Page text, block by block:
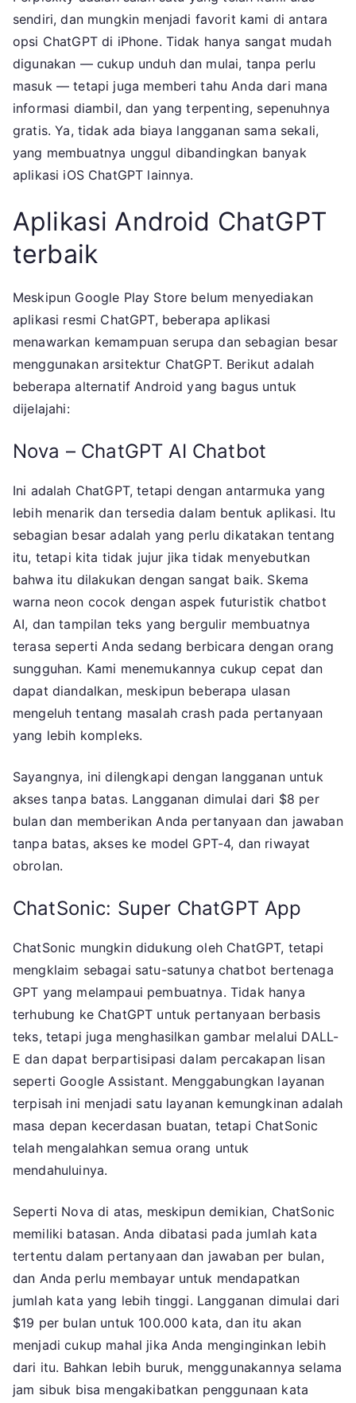
sendiri, dan mungkin menjadi favorit kami di antara
opsi ChatGPT di iPhone. Tidak hanya sangat mudah
digunakan — cukup unduh dan mulai, tanpa perlu
masuk — tetapi juga memberi tahu Anda dari mana
informasi diambil, dan yang terpenting, sepenuhnya
gratis. Ya, tidak ada biaya langganan sama sekali,
yang membuatnya unggul dibandingkan banyak
aplikasi iOS ChatGPT lainnya.
Aplikasi Android ChatGPT
terbaik
Meskipun Google Play Store belum menyediakan
aplikasi resmi ChatGPT, beberapa aplikasi
menawarkan kemampuan serupa dan sebagian besar
menggunakan arsitektur ChatGPT. Berikut adalah
beberapa alternatif Android yang bagus untuk
dijelajahi:
Nova – ChatGPT AI Chatbot
Ini adalah ChatGPT, tetapi dengan antarmuka yang
lebih menarik dan tersedia dalam bentuk aplikasi. Itu
sebagian besar adalah yang perlu dikatakan tentang
itu, tetapi kita tidak jujur ​​jika tidak menyebutkan
bahwa itu dilakukan dengan sangat baik. Skema
warna neon cocok dengan aspek futuristik chatbot
AI, dan tampilan teks yang bergulir membuatnya
terasa seperti Anda sedang berbicara dengan orang
sungguhan. Kami menemukannya cukup cepat dan
dapat diandalkan, meskipun beberapa ulasan
mengeluh tentang masalah crash pada pertanyaan
yang lebih kompleks.
Sayangnya, ini dilengkapi dengan langganan untuk
akses tanpa batas. Langganan dimulai dari $8 per
bulan dan memberikan Anda pertanyaan dan jawaban
tanpa batas, akses ke model GPT-4, dan riwayat
obrolan.
ChatSonic: Super ChatGPT App
ChatSonic mungkin didukung oleh ChatGPT, tetapi
mengklaim sebagai satu-satunya chatbot bertenaga
GPT yang melampaui pembuatnya. Tidak hanya
terhubung ke ChatGPT untuk pertanyaan berbasis
teks, tetapi juga menghasilkan gambar melalui DALL-
E dan dapat berpartisipasi dalam percakapan lisan
seperti Google Assistant. Menggabungkan layanan
terpisah ini menjadi satu layanan kemungkinan adalah
masa depan kecerdasan buatan, tetapi ChatSonic
telah mengalahkan semua orang untuk
mendahuluinya.
Seperti Nova di atas, meskipun demikian, ChatSonic
memiliki batasan. Anda dibatasi pada jumlah kata
tertentu dalam pertanyaan dan jawaban per bulan,
dan Anda perlu membayar untuk mendapatkan
jumlah kata yang lebih tinggi. Langganan dimulai dari
$19 per bulan untuk 100.000 kata, dan itu akan
menjadi cukup mahal jika Anda menginginkan lebih
dari itu. Bahkan lebih buruk, menggunakannya selama
jam sibuk bisa mengakibatkan penggunaan kata